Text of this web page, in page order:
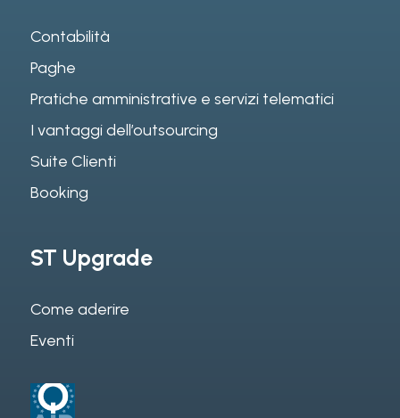
Contabilità
Paghe
Pratiche amministrative e servizi telematici
I vantaggi dell’outsourcing
Suite Clienti
Booking
ST Upgrade
Come aderire
Eventi